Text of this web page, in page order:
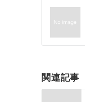
投
ナ
ゲ
ー
関連記事